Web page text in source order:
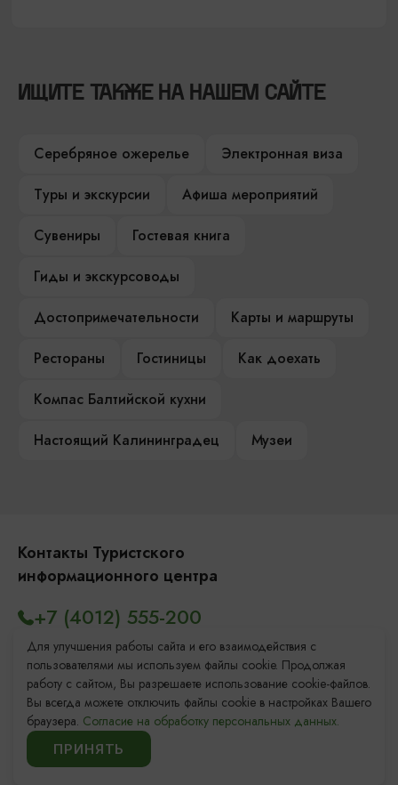
ИЩИТЕ ТАКЖЕ НА НАШЕМ САЙТЕ
Серебряное ожерелье
Электронная виза
Туры и экскурсии
Афиша мероприятий
Сувениры
Гостевая книга
Гиды и экскурсоводы
Достопримечательности
Карты и маршруты
Рестораны
Гостиницы
Как доехать
Компас Балтийской кухни
Настоящий Калининградец
Музеи
Контакты Туристского
информационного центра
Площадь Победы, 1 Открыто
ул. Октябрьская, 2/3 Открыто
+7 (4012) 555-200
8 (800) 200-55-39
info@visit-kaliningrad.ru
Для улучшения работы сайта и его взаимодействия с
пользователями мы используем файлы cookie. Продолжая
работу с сайтом, Вы разрешаете использование cookie-файлов.
Вы всегда можете отключить файлы cookie в настройках Вашего
браузера. Согласие на обработку персональных данных.
ПРИНЯТЬ